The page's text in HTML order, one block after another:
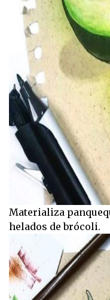
Materializa
helados de brócoli.